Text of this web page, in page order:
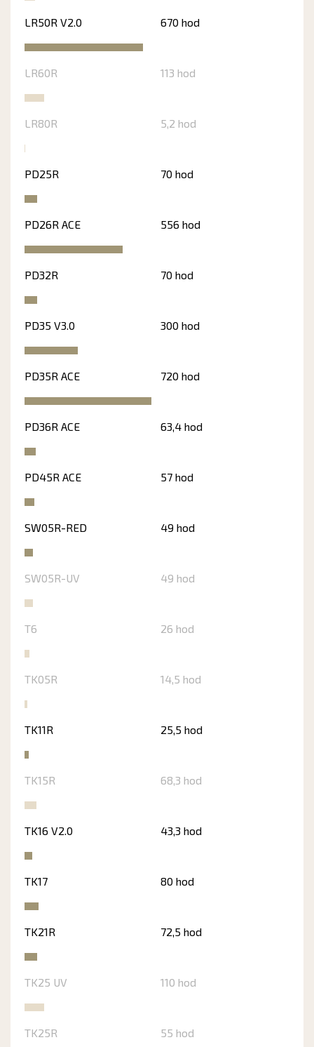
LR50R V2.0 670 hod
LR60R 113 hod
LR80R 5,2 hod
PD25R 70 hod
PD26R ACE 556 hod
PD32R 70 hod
PD35 V3.0 300 hod
PD35R ACE 720 hod
PD36R ACE 63,4 hod
PD45R ACE 57 hod
SW05R-RED 49 hod
SW05R-UV 49 hod
T6 26 hod
TK05R 14,5 hod
TK11R 25,5 hod
TK15R 68,3 hod
TK16 V2.0 43,3 hod
TK17 80 hod
TK21R 72,5 hod
TK25 UV 110 hod
TK25R 55 hod